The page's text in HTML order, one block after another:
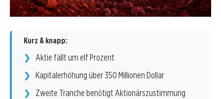
Kurz & knapp:
Aktie fällt um elf Prozent
Kapitalerhöhung über 350 Millionen Dollar
Zweite Tranche benötigt Aktionärszustimmung